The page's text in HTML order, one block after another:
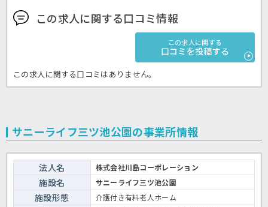
この求人に関する口コミ情報
この求人に関する
口コミを投稿する
この求人に関する口コミはありません。
サニーライフ三ツ池公園の事業所情報
法人名 株式会社川島コーポレーション
施設名 サニーライフ三ツ池公園
施設形態 介護付き有料老人ホーム